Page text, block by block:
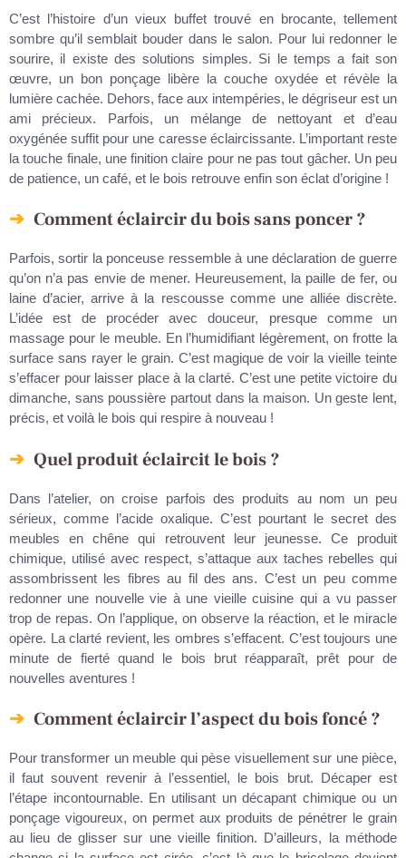
C’est l’histoire d’un vieux buffet trouvé en brocante, tellement
sombre qu’il semblait bouder dans le salon. Pour lui redonner le
sourire, il existe des solutions simples. Si le temps a fait son
œuvre, un bon ponçage libère la couche oxydée et révèle la
lumière cachée. Dehors, face aux intempéries, le dégriseur est un
ami précieux. Parfois, un mélange de nettoyant et d’eau
oxygénée suffit pour une caresse éclaircissante. L’important reste
la touche finale, une finition claire pour ne pas tout gâcher. Un peu
de patience, un café, et le bois retrouve enfin son éclat d’origine !
Comment éclaircir du bois sans poncer ?
Parfois, sortir la ponceuse ressemble à une déclaration de guerre
qu’on n’a pas envie de mener. Heureusement, la paille de fer, ou
laine d’acier, arrive à la rescousse comme une alliée discrète.
L’idée est de procéder avec douceur, presque comme un
massage pour le meuble. En l’humidifiant légèrement, on frotte la
surface sans rayer le grain. C’est magique de voir la vieille teinte
s’effacer pour laisser place à la clarté. C’est une petite victoire du
dimanche, sans poussière partout dans la maison. Un geste lent,
précis, et voilà le bois qui respire à nouveau !
Quel produit éclaircit le bois ?
Dans l’atelier, on croise parfois des produits au nom un peu
sérieux, comme l’acide oxalique. C’est pourtant le secret des
meubles en chêne qui retrouvent leur jeunesse. Ce produit
chimique, utilisé avec respect, s’attaque aux taches rebelles qui
assombrissent les fibres au fil des ans. C’est un peu comme
redonner une nouvelle vie à une vieille cuisine qui a vu passer
trop de repas. On l’applique, on observe la réaction, et le miracle
opère. La clarté revient, les ombres s’effacent. C’est toujours une
minute de fierté quand le bois brut réapparaît, prêt pour de
nouvelles aventures !
Comment éclaircir l’aspect du bois foncé ?
Pour transformer un meuble qui pèse visuellement sur une pièce,
il faut souvent revenir à l’essentiel, le bois brut. Décaper est
l’étape incontournable. En utilisant un décapant chimique ou un
ponçage vigoureux, on permet aux produits de pénétrer le grain
au lieu de glisser sur une vieille finition. D’ailleurs, la méthode